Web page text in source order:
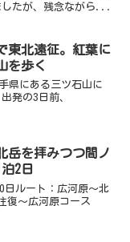
したが、残念ながら...
東北遠征。紅葉に
を歩く
県にある三ツ石山に
発の3日前、
岳を拝みつつ間ノ
2日
日ルート：広河原～北
復～広河原コース